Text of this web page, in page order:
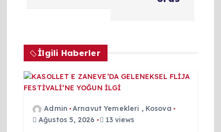
g
e
z
İlgili Haberler
Admin Arnavut Yemekleri , Kosova
Ağustos 5, 2026
13 views